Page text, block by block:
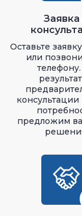
Заявка
Оставьте
или
предложим